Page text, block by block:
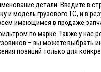
детали. Введите в
и модель грузового ТС, и в
имеющимся в продаже
по марке. Также у нас
– вы можете выбрать
позиций только для